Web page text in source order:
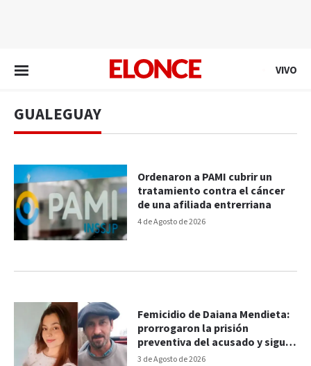
VIVO
GUALEGUAY
4 de Agosto de 2026
Ordenaron a PAMI cubrir un
tratamiento contra el cáncer
de una afiliada entrerriana
3 de Agosto de 2026
Femicidio de Daiana Mendieta:
prorrogaron la prisión
preventiva del acusado y sigue
la investigación